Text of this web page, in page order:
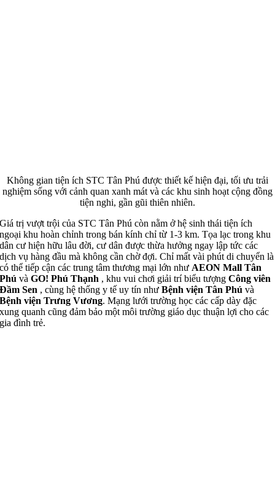
Không gian tiện ích STC Tân Phú được thiết kế hiện đại, tối ưu trải
nghiệm sống với cảnh quan xanh mát và các khu sinh hoạt cộng đồng
tiện nghi, gần gũi thiên nhiên.
Giá trị vượt trội của STC Tân Phú còn nằm ở hệ sinh thái tiện ích
ngoại khu hoàn chỉnh trong bán kính chỉ từ 1-3 km. Tọa lạc trong khu
dân cư hiện hữu lâu đời, cư dân được thừa hưởng ngay lập tức các
dịch vụ hàng đầu mà không cần chờ đợi. Chỉ mất vài phút di chuyển là
có thể tiếp cận các trung tâm thương mại lớn như AEON Mall Tân
Phú vàGO! Phú Thạnh , khu vui chơi giải trí biểu tượngCông viên
Đầm Sen , cùng hệ thống y tế uy tín nhưBệnh viện Tân Phú và
Bệnh viện Trưng Vương. Mạng lưới trường học các cấp dày đặc
xung quanh cũng đảm bảo một môi trường giáo dục thuận lợi cho các
gia đình trẻ.